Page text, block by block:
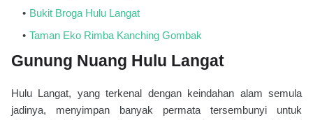
Bukit Broga Hulu Langat
Taman Eko Rimba Kanching Gombak
Gunung Nuang Hulu Langat
Hulu Langat, yang terkenal dengan keindahan alam semula
jadinya, menyimpan banyak permata tersembunyi untuk